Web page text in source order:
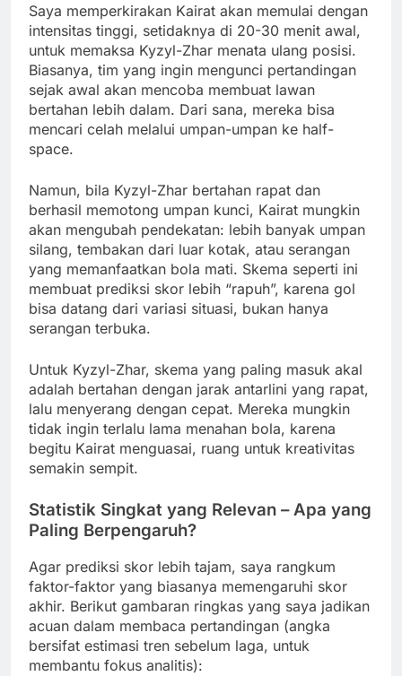
Saya memperkirakan Kairat akan memulai dengan
intensitas tinggi, setidaknya di 20-30 menit awal,
untuk memaksa Kyzyl-Zhar menata ulang posisi.
Biasanya, tim yang ingin mengunci pertandingan
sejak awal akan mencoba membuat lawan
bertahan lebih dalam. Dari sana, mereka bisa
mencari celah melalui umpan-umpan ke half-
space.
Namun, bila Kyzyl-Zhar bertahan rapat dan
berhasil memotong umpan kunci, Kairat mungkin
akan mengubah pendekatan: lebih banyak umpan
silang, tembakan dari luar kotak, atau serangan
yang memanfaatkan bola mati. Skema seperti ini
membuat prediksi skor lebih “rapuh”, karena gol
bisa datang dari variasi situasi, bukan hanya
serangan terbuka.
Untuk Kyzyl-Zhar, skema yang paling masuk akal
adalah bertahan dengan jarak antarlini yang rapat,
lalu menyerang dengan cepat. Mereka mungkin
tidak ingin terlalu lama menahan bola, karena
begitu Kairat menguasai, ruang untuk kreativitas
semakin sempit.
Statistik Singkat yang Relevan – Apa yang
Paling Berpengaruh?
Agar prediksi skor lebih tajam, saya rangkum
faktor-faktor yang biasanya memengaruhi skor
akhir. Berikut gambaran ringkas yang saya jadikan
acuan dalam membaca pertandingan (angka
bersifat estimasi tren sebelum laga, untuk
membantu fokus analitis):